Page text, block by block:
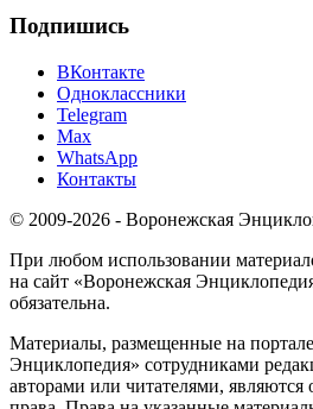
Подпишись
ВКонтакте
Одноклассники
Telegram
Max
WhatsApp
Контакты
© 2009-2026 - Воронежская
При любом использовании
на сайт «Воронежская
обязательна.
Материалы, размещенные на
Энциклопедия» сотрудниками
авторами или читателями, являются